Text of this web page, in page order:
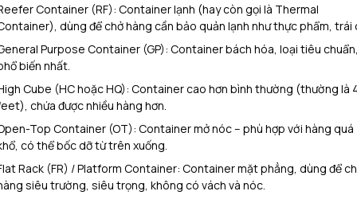
Container (RF): Container lạnh (hay còn gọi là Thermal
dùng để chở hàng cần bảo quản lạnh như thực phẩm, trái
Purpose Container (GP): Container bách hóa, loại tiêu
biến nhất.
Cube (HC hoặc HQ): Container cao hơn bình thường (thường là
chứa được nhiều hàng hơn.
Top Container (OT): Container mở nóc – phù hợp với hàng quá
có thể bốc dỡ từ trên xuống.
Rack (FR) / Platform Container: Container mặt phẳng, dùng để
siêu trường, siêu trọng, không có vách và nóc.